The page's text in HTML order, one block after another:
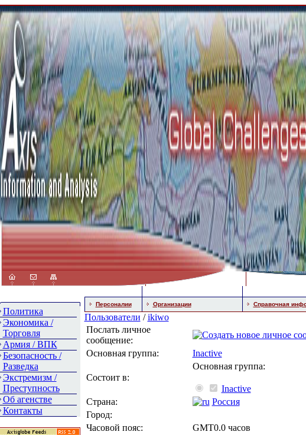
Политика
Экономика /
Торговля
Армия / ВПК
Безопасность /
Разведка
Экстремизм /
Преступность
Об агенстве
Контакты
Персоналии Организации Справочная
Пользователи /ikiwo
Послать личное
сообщение:
Основная группа:
Inactive
Состоит в:
Основная группа:
Inactive
Страна:
Россия
Город:
Часовой пояс:
GMT0.0 часов